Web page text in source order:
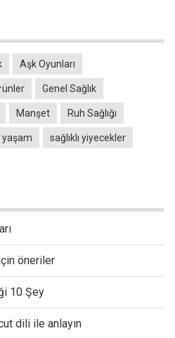
Aşk Oyunları
Genel Sağlık
Manşet Ruh Sağlığı
yaşam sağlıklı yiyecekler
öneriler
10 Şey
dili ile anlayın